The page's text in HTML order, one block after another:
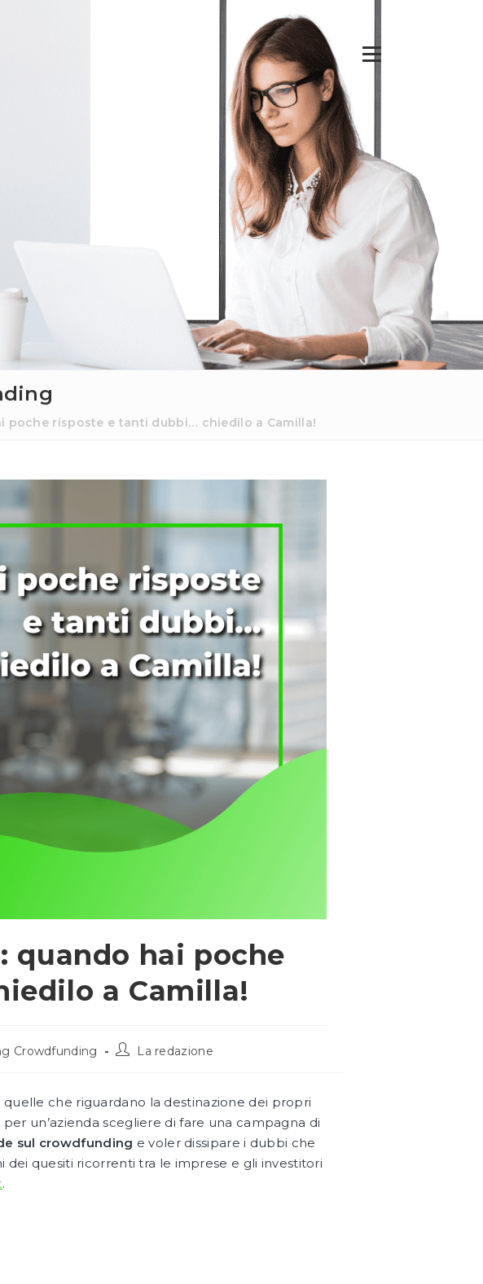
poche risposte e tanti dubbi… chiedilo a Camilla!
quando hai poche
a Camilla!
Crowdfunding
AutoreLa redazione
che riguardano la destinazione dei propri
un’azienda scegliere di fare una campagna di
sul crowdfunding e voler dissipare i dubbi che
quesiti ricorrenti tra le imprese e gli investitori
.